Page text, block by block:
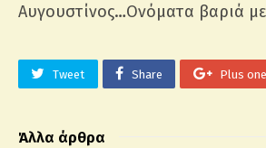
Αυγουστίνος…Ονόματα βαριά
Tweet Share Plus one
Άλλα άρθρα